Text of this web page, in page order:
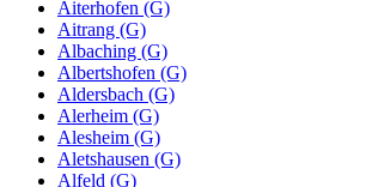
Aiterhofen (G)
Aitrang (G)
Albaching (G)
Albertshofen (G)
Aldersbach (G)
Alerheim (G)
Alesheim (G)
Aletshausen (G)
Alfeld (G)